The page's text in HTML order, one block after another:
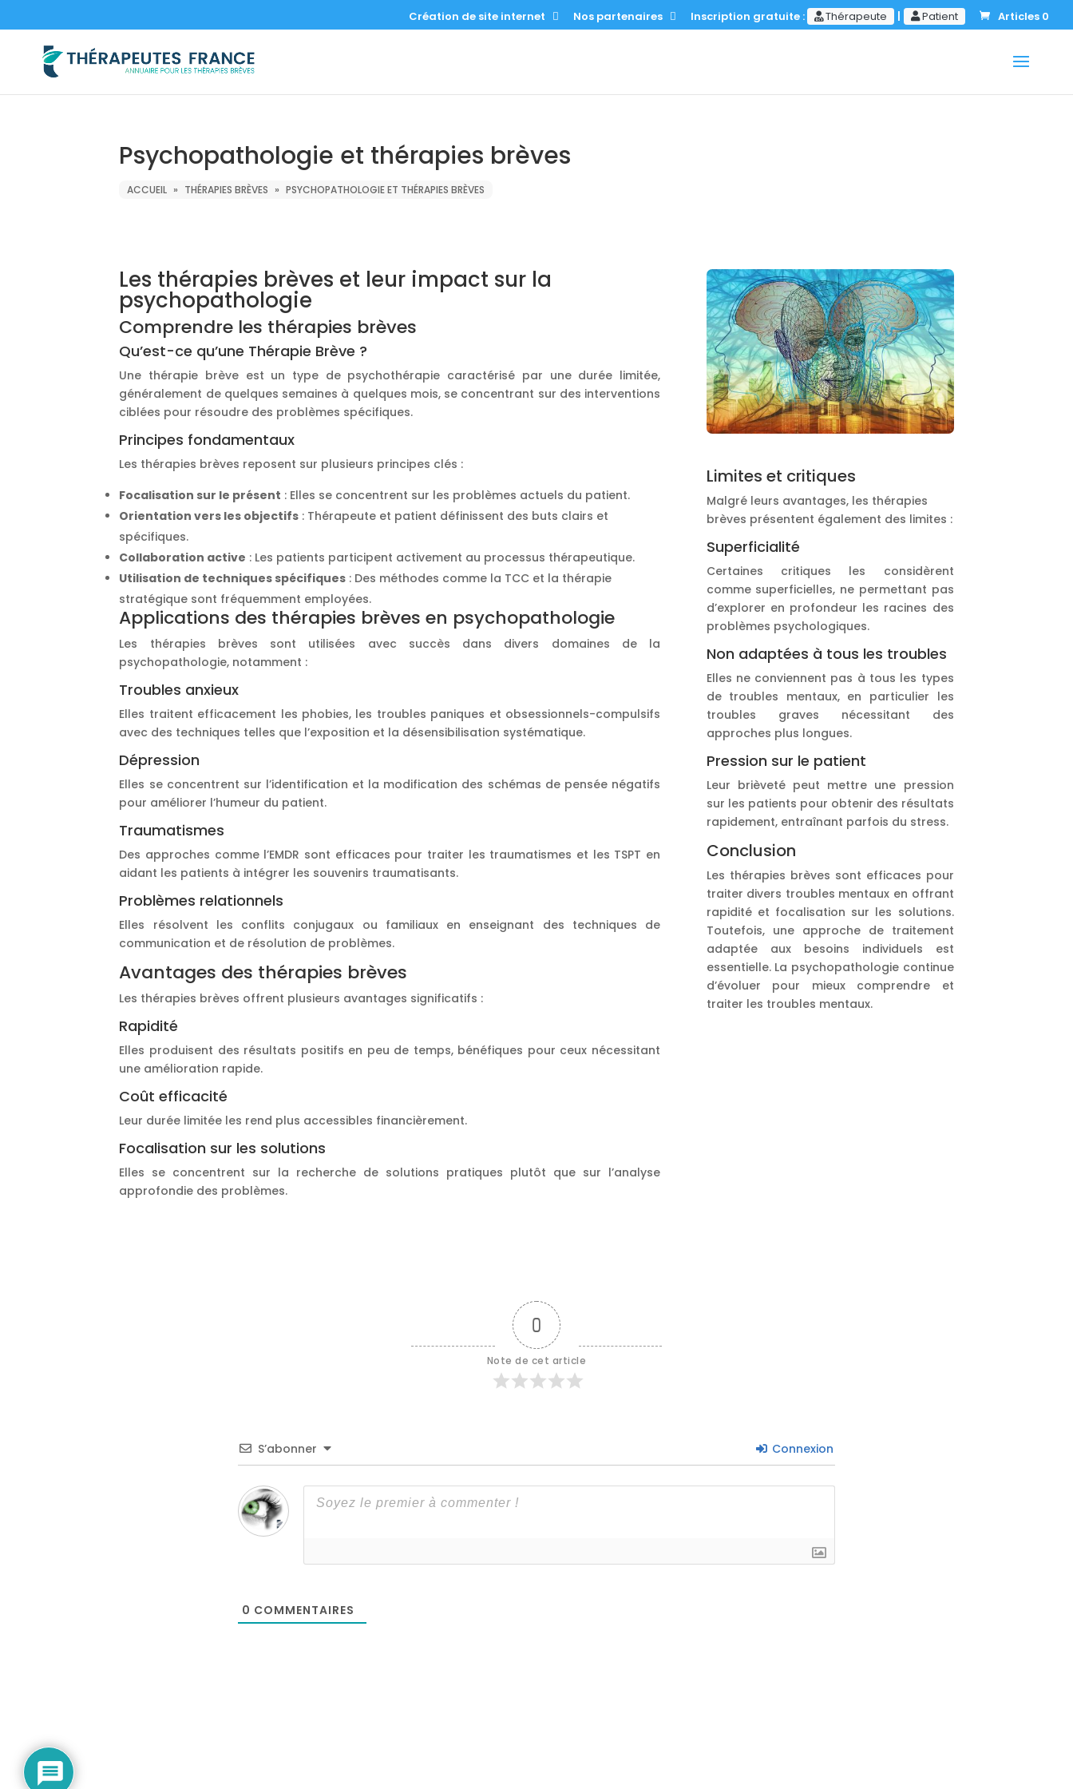
Création de site internet Nos partenaires Inscription gratuite : Thérapeute | Patient Articles 0
Psychopathologie et thérapies brèves
ACCUEIL » THÉRAPIES BRÈVES » PSYCHOPATHOLOGIE ET THÉRAPIES BRÈVES
Les thérapies brèves et leur impact sur la
psychopathologie
Comprendre les thérapies brèves
Qu’est-ce qu’une Thérapie Brève ?
Une thérapie brève est un type de psychothérapie caractérisé par une durée limitée,
généralement de quelques semaines à quelques mois, se concentrant sur des interventions
ciblées pour résoudre des problèmes spécifiques.
Principes fondamentaux
Les thérapies brèves reposent sur plusieurs principes clés :
Focalisation sur le présent : Elles se concentrent sur les problèmes actuels du patient.
Orientation vers les objectifs : Thérapeute et patient définissent des buts clairs et
spécifiques.
Collaboration active : Les patients participent activement au processus thérapeutique.
Utilisation de techniques spécifiques : Des méthodes comme la TCC et la thérapie
stratégique sont fréquemment employées.
Applications des thérapies brèves en psychopathologie
Les thérapies brèves sont utilisées avec succès dans divers domaines de la
psychopathologie, notamment :
Troubles anxieux
Elles traitent efficacement les phobies, les troubles paniques et obsessionnels-compulsifs
avec des techniques telles que l’exposition et la désensibilisation systématique.
Dépression
Elles se concentrent sur l’identification et la modification des schémas de pensée négatifs
pour améliorer l’humeur du patient.
Traumatismes
Des approches comme l’EMDR sont efficaces pour traiter les traumatismes et les TSPT en
aidant les patients à intégrer les souvenirs traumatisants.
Problèmes relationnels
Elles résolvent les conflits conjugaux ou familiaux en enseignant des techniques de
communication et de résolution de problèmes.
Avantages des thérapies brèves
Les thérapies brèves offrent plusieurs avantages significatifs :
Rapidité
Elles produisent des résultats positifs en peu de temps, bénéfiques pour ceux nécessitant
une amélioration rapide.
Coût efficacité
Leur durée limitée les rend plus accessibles financièrement.
Focalisation sur les solutions
Elles se concentrent sur la recherche de solutions pratiques plutôt que sur l’analyse
approfondie des problèmes.
Limites et critiques
Malgré leurs avantages, les thérapies
brèves présentent également des limites :
Superficialité
Certaines critiques les considèrent
comme superficielles, ne permettant pas
d’explorer en profondeur les racines des
problèmes psychologiques.
Non adaptées à tous les troubles
Elles ne conviennent pas à tous les types
de troubles mentaux, en particulier les
troubles graves nécessitant des
approches plus longues.
Pression sur le patient
Leur brièveté peut mettre une pression
sur les patients pour obtenir des résultats
rapidement, entraînant parfois du stress.
Conclusion
Les thérapies brèves sont efficaces pour
traiter divers troubles mentaux en offrant
rapidité et focalisation sur les solutions.
Toutefois, une approche de traitement
adaptée aux besoins individuels est
essentielle. La psychopathologie continue
d’évoluer pour mieux comprendre et
traiter les troubles mentaux.
0
Note de cet article
S’abonner Connexion
0 COMMENTAIRES